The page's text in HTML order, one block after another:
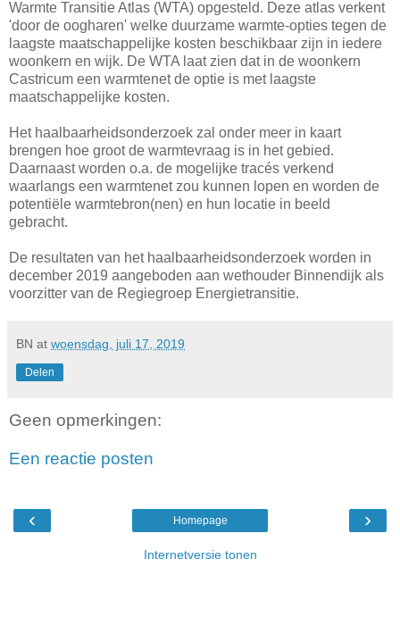
Warmte Transitie Atlas (WTA) opgesteld. Deze atlas verkent
'door de oogharen' welke duurzame warmte-opties tegen de
laagste maatschappelijke kosten beschikbaar zijn in iedere
woonkern en wijk. De WTA laat zien dat in de woonkern
Castricum een warmtenet de optie is met laagste
maatschappelijke kosten.
Het haalbaarheidsonderzoek zal onder meer in kaart
brengen hoe groot de warmtevraag is in het gebied.
Daarnaast worden o.a. de mogelijke tracés verkend
waarlangs een warmtenet zou kunnen lopen en worden de
potentiële warmtebron(nen) en hun locatie in beeld
gebracht.
De resultaten van het haalbaarheidsonderzoek worden in
december 2019 aangeboden aan wethouder Binnendijk als
voorzitter van de Regiegroep Energietransitie.
BN at woensdag, juli 17, 2019
Delen
Geen opmerkingen:
Een reactie posten
‹ ›
Homepage
Internetversie tonen